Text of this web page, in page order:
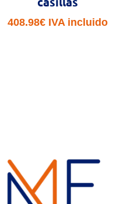
408.98€ IVA incluido